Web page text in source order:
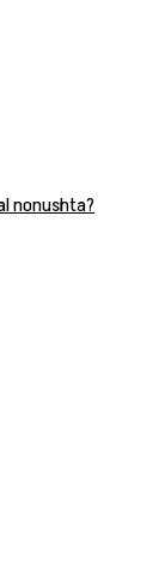
nonushta?